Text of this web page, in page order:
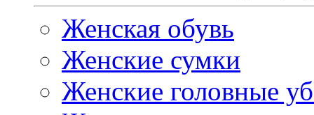
Женская обувь
Женские сумки
Женские головные